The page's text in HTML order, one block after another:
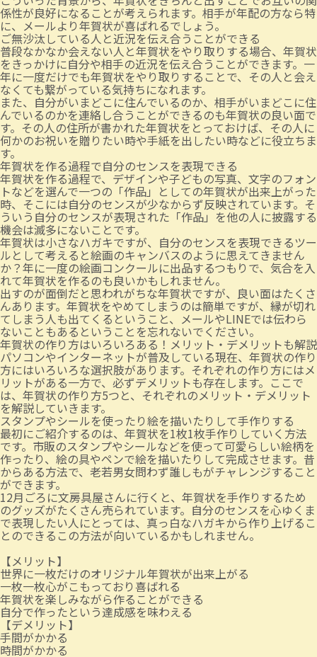
係性が良好になることが考えられます。相手が年配の方なら特
に、メールより年賀状が喜ばれるでしょう。
ご無沙汰している人と近況を伝え合うことができる
普段なかなか会えない人と年賀状をやり取りする場合、年賀状
をきっかけに自分や相手の近況を伝え合うことができます。一
年に一度だけでも年賀状をやり取りすることで、その人と会え
なくても繋がっている気持ちになれます。
また、自分がいまどこに住んでいるのか、相手がいまどこに住
んでいるのかを連絡し合うことができるのも年賀状の良い面で
す。その人の住所が書かれた年賀状をとっておけば、その人に
何かのお祝いを贈りたい時や手紙を出したい時などに役立ちま
す。
年賀状を作る過程で自分のセンスを表現できる
年賀状を作る過程で、デザインや子どもの写真、文字のフォン
トなどを選んで一つの「作品」としての年賀状が出来上がった
時、そこには自分のセンスが少なからず反映されています。そ
ういう自分のセンスが表現された「作品」を他の人に披露する
機会は滅多にないことです。
年賀状は小さなハガキですが、自分のセンスを表現できるツー
ルとして考えると絵画のキャンバスのように思えてきません
か？年に一度の絵画コンクールに出品するつもりで、気合を入
れて年賀状を作るのも良いかもしれません。
出すのが面倒だと思われがちな年賀状ですが、良い面はたくさ
んあります。年賀状をやめてしまうのは簡単ですが、縁が切れ
てしまう人も出てくるということ、メールやLINEでは伝わら
ないこともあるということを忘れないでください。
年賀状の作り方はいろいろある！メリット・デメリットも解説
パソコンやインターネットが普及している現在、年賀状の作り
方にはいろいろな選択肢があります。それぞれの作り方にはメ
リットがある一方で、必ずデメリットも存在します。ここで
は、年賀状の作り方5つと、それぞれのメリット・デメリット
を解説していきます。
スタンプやシールを使ったり絵を描いたりして手作りする
最初にご紹介するのは、年賀状を1枚1枚手作りしていく方法
です。市販のスタンプやシールなどを使って可愛らしい絵柄を
作ったり、絵の具やペンで絵を描いたりして完成させます。昔
からある方法で、老若男女問わず誰しもがチャレンジすること
ができます。
12月ごろに文房具屋さんに行くと、年賀状を手作りするため
のグッズがたくさん売られています。自分のセンスを心ゆくま
で表現したい人にとっては、真っ白なハガキから作り上げるこ
とのできるこの方法が向いているかもしれません。
【メリット】
世界に一枚だけのオリジナル年賀状が出来上がる
一枚一枚心がこもっており喜ばれる
年賀状を楽しみながら作ることができる
自分で作ったという達成感を味わえる
【デメリット】
手間がかかる
時間がかかる